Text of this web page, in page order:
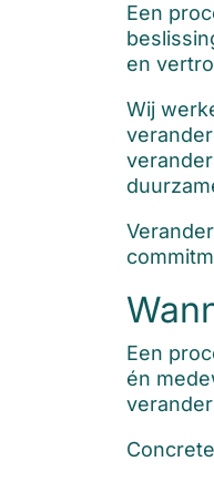
Een
en
Wij
Een
én